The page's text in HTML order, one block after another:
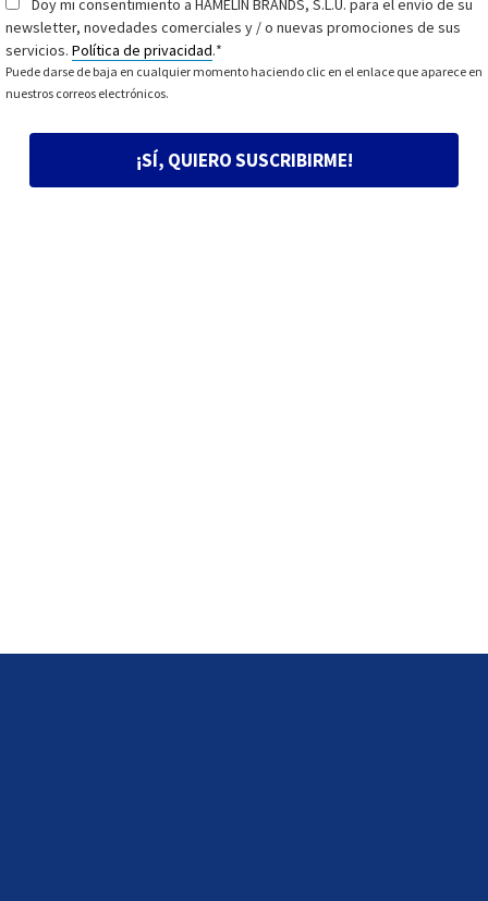
Consentimiento*
newsletter, novedades comerciales y / o nuevas promociones de sus
servicios. Política de privacidad.*
Puede darse de baja en cualquier momento haciendo clic en el enlace que aparece en
nuestros correos electrónicos.